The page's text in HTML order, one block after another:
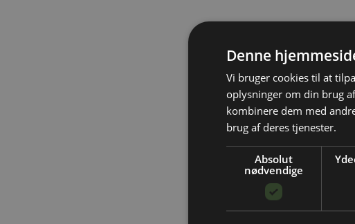
Denne
Vi bruger cookies til at
oplysninger om din brug
kombinere dem med
brug af deres tjenester.
Absolut
nødvendige